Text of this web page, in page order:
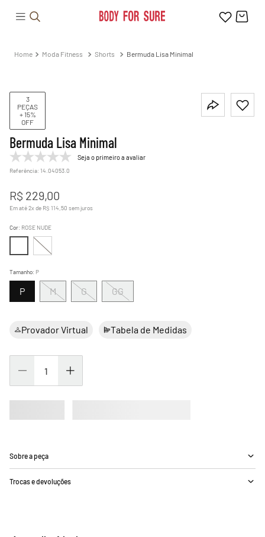
Moda Fitness Shorts Bermuda Lisa Minimal
3
PEÇAS
+ 15%
OFF
Bermuda Lisa Minimal
Seja o primeiro a avaliar
Referência: 14.04053.0
R$ 229,00
Em até2x de R$ 114 50 sem juros
Tamanho: P
G GG
M
P
Cor: ROSE NUDE
Provador Virtual Tabela de Medidas
Sobre a peça
Trocas e devoluções